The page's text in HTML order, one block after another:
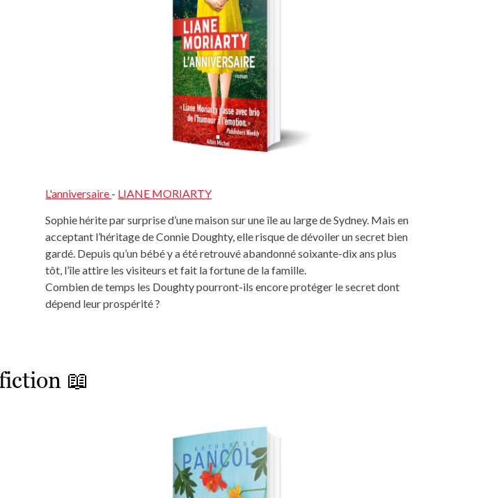
L'anniversaire - LIANE MORIARTY
Sophie hérite par surprise d’une maison sur une île au large de Sydney. Mais en
acceptant l’héritage de Connie Doughty, elle risque de dévoiler un secret bien
gardé. Depuis qu’un bébé y a été retrouvé abandonné soixante-dix ans plus
tôt, l’île attire les visiteurs et fait la fortune de la famille.
Combien de temps les Doughty pourront-ils encore protéger le secret dont
dépend leur prospérité ?
📖